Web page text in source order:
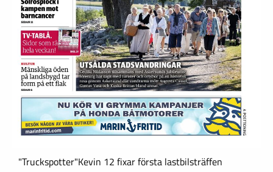
"Truckspotter"Kevin 12 fixar första lastbilsträffen